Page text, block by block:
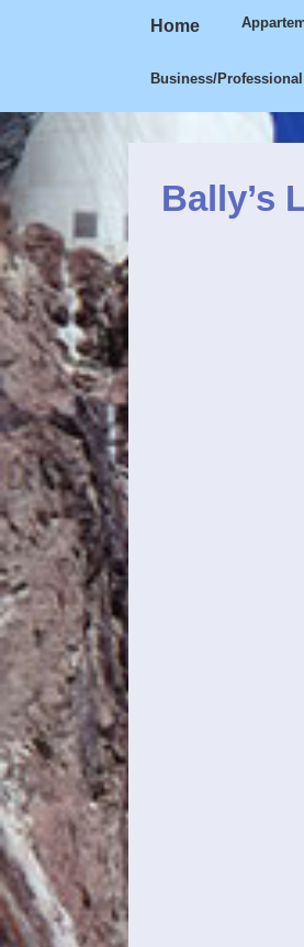
hoofdmenu
Home
Business/
Bally’s